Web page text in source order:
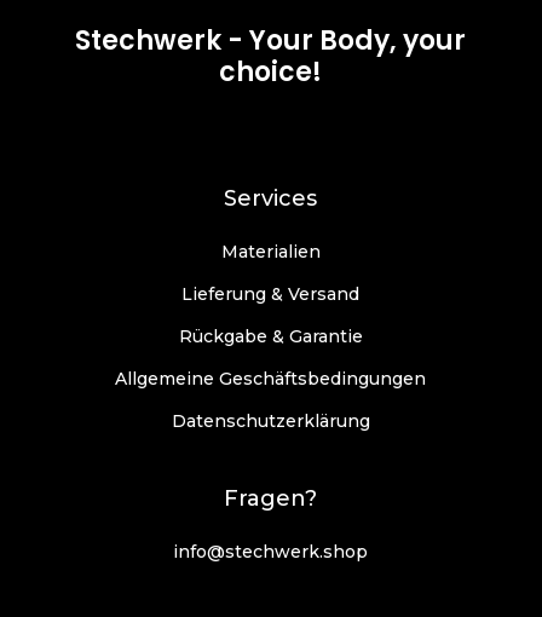
Stechwerk - Your Body, your
choice!
Services
Materialien
Lieferung & Versand
Rückgabe & Garantie
Allgemeine Geschäftsbedingungen
Datenschutzerklärung
Fragen?
info@stechwerk.shop